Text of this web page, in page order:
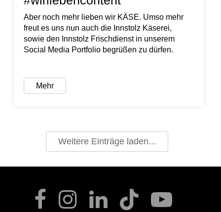
Aber noch mehr lieben wir KÄSE. Umso mehr
freut es uns nun auch die Innstolz Käserei,
sowie den Innstolz Frischdienst in unserem
Social Media Portfolio begrüßen zu dürfen.
Mehr
Weitere Einträge laden...